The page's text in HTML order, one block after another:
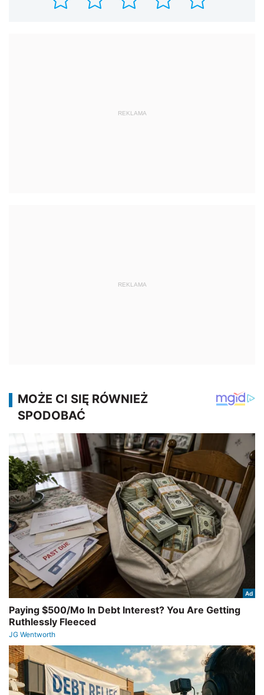
REKLAMA
REKLAMA